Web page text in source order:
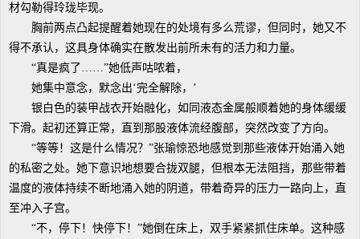
材勾勒得玲珑毕现。
胸前两点凸起提醒着她现在的处境有多么荒谬，但同时，她又不
得不承认，这具身体确实在散发出前所未有的活力和力量。
“真是疯了……”她低声咕哝着，
她集中意念，默念出‘完全解除，’
银白色的装甲战衣开始融化，如同液态金属般顺着她的身体缓缓
下滑。起初还算正常，直到那股液体流经腹部，突然改变了方向。
“等等！这是什么情况？”张瑜惊恐地感觉到那些液体开始涌入她
的私密之处。她下意识地想要合拢双腿，但根本无法阻挡，那些带着
温度的液体持续不断地涌入她的阴道，带着奇异的压力一路向上，直
至冲入子宫。
“不，停下！快停下！”她倒在床上，双手紧紧抓住床单。这种感